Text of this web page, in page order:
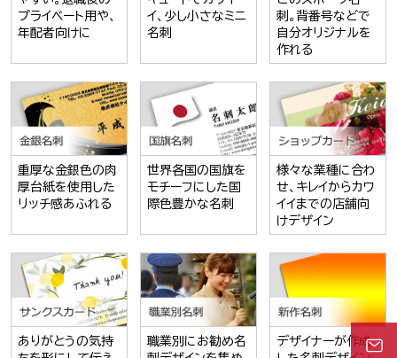
プライベート用や、
年配者向けに
イ、少し小さなミニ
名刺
刺。背番号などで
自分オリジナルを
作れる
重厚な金銀色の肉
厚台紙を使用した
リッチ感あふれる
世界各国の国旗を
モチーフにした国
際色豊かな名刺
様々な業種に合わ
せ、キレイからカワ
イイまでの店舗向
けデザイン
ありがとうの気持
職業別にお勧め名
デザイナーが作成